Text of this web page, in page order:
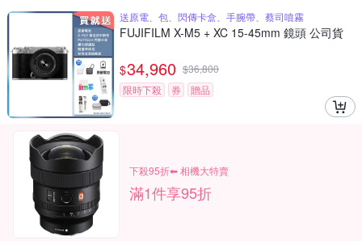
送原電、包、閃傳卡盒、手腕帶、蔡司噴霧
FUJIFILM X-M5 + XC 15-45mm 鏡頭 公司貨
$34,960 $36,800
限時下殺
券 贈品
下殺95折⬅︎ 相機大特賣
滿1件享95折